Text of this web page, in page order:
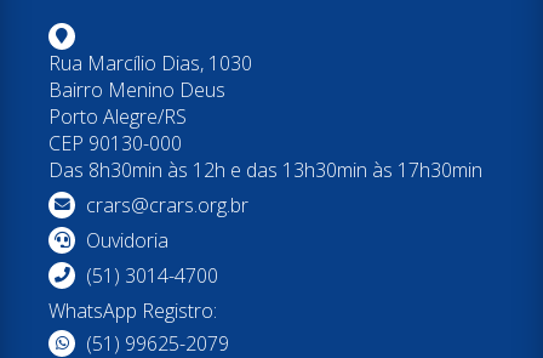
Rua Marcílio Dias, 1030
Bairro Menino Deus
Porto Alegre/RS
CEP 90130-000
Das 8h30min às 12h e das 13h30min às 17h30min
crars@crars.org.br
Ouvidoria
(51) 3014-4700
WhatsApp Registro:
(51) 99625-2079